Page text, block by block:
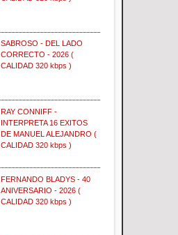
SABROSO - DEL LADO
CORRECTO - 2026 (
CALIDAD 320 kbps )
RAY CONNIFF -
INTERPRETA 16 EXITOS
DE MANUEL ALEJANDRO (
CALIDAD 320 kbps )
FERNANDO BLADYS - 40
ANIVERSARIO - 2026 (
CALIDAD 320 kbps )